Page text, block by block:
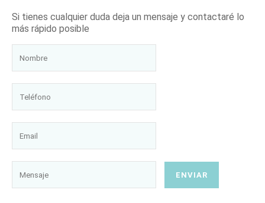
Si tienes cualquier duda deja un mensaje y contactaré lo
más rápido posible
ENVIAR